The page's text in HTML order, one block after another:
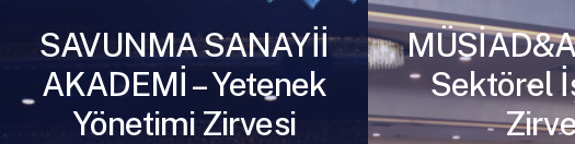
SAVUNMA SANAYİİ
AKADEMİ – Yetenek
Yönetimi Zirvesi
Sektörel